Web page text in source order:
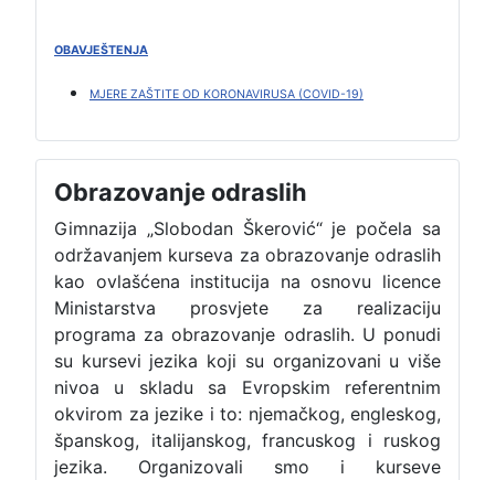
OBAVJEŠTENJA
MJERE ZAŠTITE OD KORONAVIRUSA (COVID-19)
Obrazovanje odraslih
Gimnazija „Slobodan Škerović“ je počela sa
održavanjem kurseva za obrazovanje odraslih
kao ovlašćena institucija na osnovu licence
Ministarstva prosvjete za realizaciju
programa za obrazovanje odraslih. U ponudi
su kursevi jezika koji su organizovani u više
nivoa u skladu sa Evropskim referentnim
okvirom za jezike i to: njemačkog, engleskog,
španskog, italijanskog, francuskog i ruskog
jezika. Organizovali smo i kurseve